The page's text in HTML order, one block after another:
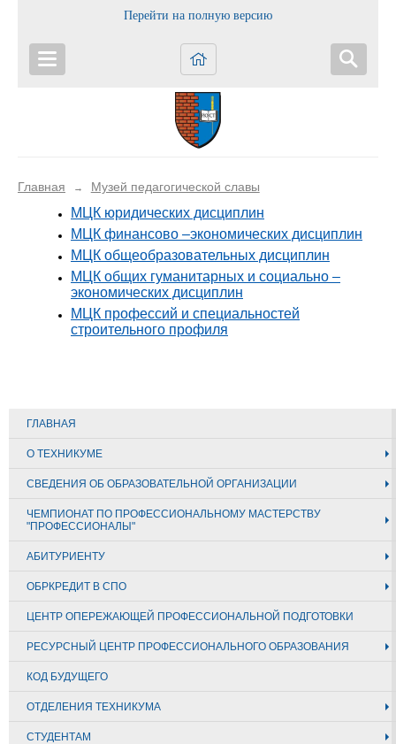
Перейти на полную версию
Главная → Музей педагогической славы
МЦК юридических дисциплин
МЦК финансово –экономических дисциплин
МЦК общеобразовательных дисциплин
МЦК общих гуманитарных и социально –
экономических дисциплин
МЦК профессий и специальностей
строительного профиля
ГЛАВНАЯ
О ТЕХНИКУМЕ
СВЕДЕНИЯ ОБ ОБРАЗОВАТЕЛЬНОЙ ОРГАНИЗАЦИИ
ЧЕМПИОНАТ ПО ПРОФЕССИОНАЛЬНОМУ МАСТЕРСТВУ
"ПРОФЕССИОНАЛЫ"
АБИТУРИЕНТУ
ОБРКРЕДИТ В СПО
ЦЕНТР ОПЕРЕЖАЮЩЕЙ ПРОФЕССИОНАЛЬНОЙ ПОДГОТОВКИ
РЕСУРСНЫЙ ЦЕНТР ПРОФЕССИОНАЛЬНОГО ОБРАЗОВАНИЯ
КОД БУДУЩЕГО
ОТДЕЛЕНИЯ ТЕХНИКУМА
СТУДЕНТАМ